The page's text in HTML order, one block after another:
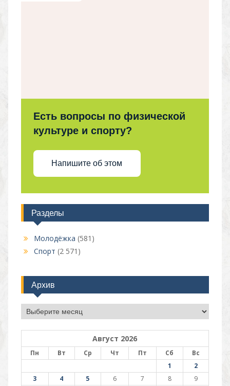
Есть вопросы по физической
культуре и спорту?
Напишите об этом
Разделы
Молодёжка (581)
Спорт (2 571)
Архив
Архив
Август 2026
Пн Вт Ср Чт Пт Сб
Вс
1
2
3
4 5 6 7 8
9